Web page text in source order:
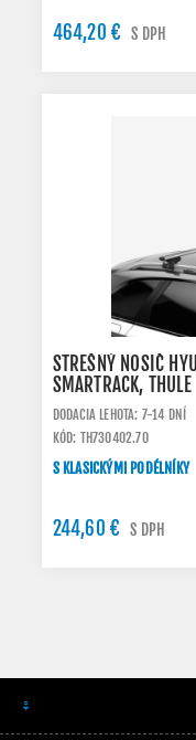
464,20 € S DPH
STREŠNÝ NOSIČ
SMARTRACK, THULE
DODACIA LEHOTA: 7-14 DNÍ
KÓD: TH730402.70
S KLASICKÝMI PODÉLNÍKY
244,60 € S DPH